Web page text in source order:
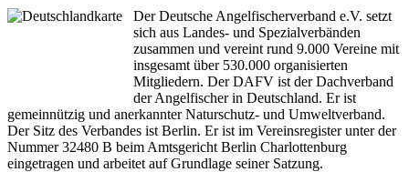
Der Deutsche Angelfischerverband e.V. setzt
sich aus Landes- und Spezialverbänden
zusammen und vereint rund 9.000 Vereine mit
insgesamt über 530.000 organisierten
Mitgliedern. Der DAFV ist der Dachverband
der Angelfischer in Deutschland. Er ist
gemeinnützig und anerkannter Naturschutz- und Umweltverband.
Der Sitz des Verbandes ist Berlin. Er ist im Vereinsregister unter der
Nummer 32480 B beim Amtsgericht Berlin Charlottenburg
eingetragen und arbeitet auf Grundlage seiner Satzung.